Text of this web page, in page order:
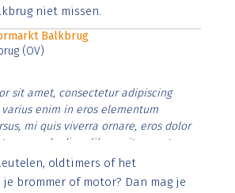
niet missen.
Balkbrug
(OV)
sit amet, consectetur adipiscing
enim in eros elementum
mi quis viverra ornare, eros dolor
commodo diam libero vitae erat.
et justo cursus id rutrum lorem
sem vitae risus tristique posuere.
oldtimers of het
brommer of motor? Dan mag je